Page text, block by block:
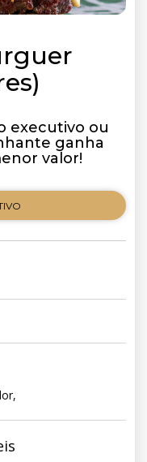
executivo ou
ganha
valor!